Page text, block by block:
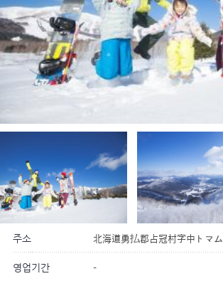
주소 北海道勇払郡占冠村字中トマム
영업기간 -